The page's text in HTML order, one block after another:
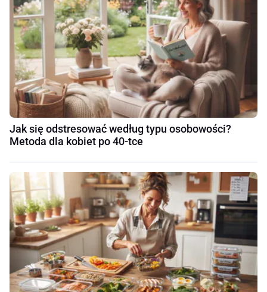
Jak się odstresować według typu osobowości?
Metoda dla kobiet po 40-tce